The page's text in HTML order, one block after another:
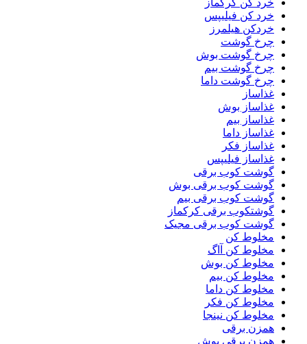
خرد کن کرکماز
خرد کن فیلیپس
خردکن هیلمرز
چرخ گوشت
چرخ گوشت بوش
چرخ گوشت بیم
چرخ گوشت داما
غذاساز
غذاساز بوش
غذاساز بیم
غذاساز داما
غذاساز فکر
غذاساز فیلیپس
گوشت کوب برقی
گوشت کوب برقی بوش
گوشت کوب برقی بیم
گوشتکوب برقی کرکماز
گوشت کوب برقی مجیک
مخلوط کن
مخلوط کن آاگ
مخلوط کن بوش
مخلوط کن بیم
مخلوط کن داما
مخلوط کن فکر
مخلوط کن نینجا
همزن برقی
همزن برقی بوش